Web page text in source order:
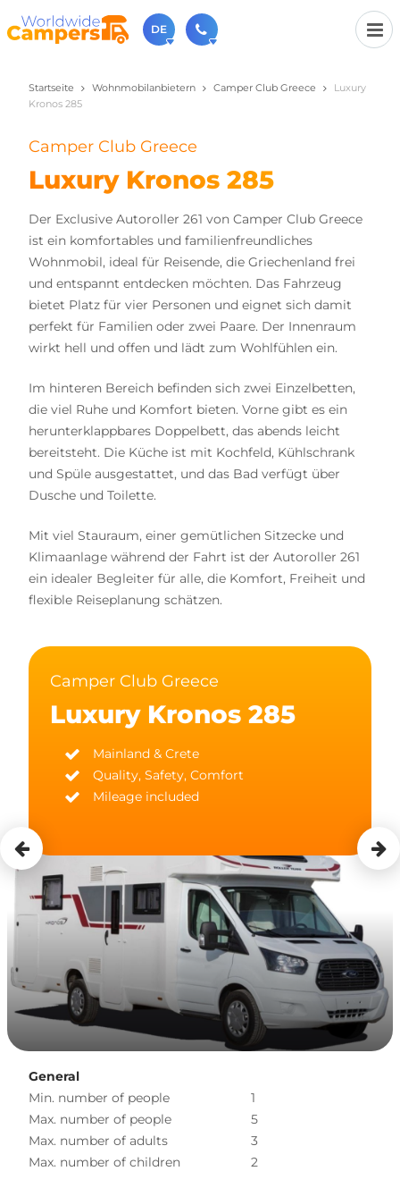
DE
+31 030-6974964
Rufen Sie uns an (Montag bis Freitag von 9 bis 17 Uhr).
sales@worldwidecampers.com
Sie können uns auch eine E-Mail senden.
Startseite Wohnmobilanbietern Camper Club Greece
Luxury
Kronos 285
Camper Club Greece
Luxury Kronos 285
Der Exclusive Autoroller 261 von Camper Club Greece
ist ein komfortables und familienfreundliches
Wohnmobil, ideal für Reisende, die Griechenland frei
und entspannt entdecken möchten. Das Fahrzeug
bietet Platz für vier Personen und eignet sich damit
perfekt für Familien oder zwei Paare. Der Innenraum
wirkt hell und offen und lädt zum Wohlfühlen ein.
Im hinteren Bereich befinden sich zwei Einzelbetten,
die viel Ruhe und Komfort bieten. Vorne gibt es ein
herunterklappbares Doppelbett, das abends leicht
bereitsteht. Die Küche ist mit Kochfeld, Kühlschrank
und Spüle ausgestattet, und das Bad verfügt über
Dusche und Toilette.
Mit viel Stauraum, einer gemütlichen Sitzecke und
Klimaanlage während der Fahrt ist der Autoroller 261
ein idealer Begleiter für alle, die Komfort, Freiheit und
flexible Reiseplanung schätzen.
Camper Club Greece
Luxury Kronos 285
Mainland & Crete
Quality, Safety, Comfort
Mileage included
General
Min. number of people
1
Max. number of people
5
Max. number of adults
3
Max. number of children
2